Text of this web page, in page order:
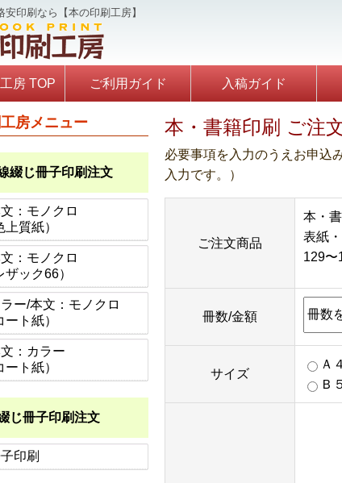
安印刷なら【本の印刷工房】
房 TOP ご利用ガイド 入稿ガイド
本・書籍印刷 ご注
必要事項を入力のうえお申込
入力です。）
ご注文商品
本・
表紙
129〜
冊数/金額
サイズ
Ａ
Ｂ
房メニュー
綴じ冊子印刷注文
：モノクロ
上質紙）
：モノクロ
ザック66）
ー/本文：モノクロ
ート紙）
：カラー
ート紙）
じ冊子印刷注文
印刷